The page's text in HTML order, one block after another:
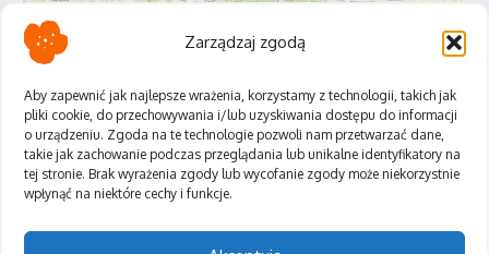
Zarządzaj zgodą
Aby zapewnić jak najlepsze wrażenia, korzystamy z technologii, takich jak
pliki cookie, do przechowywania i/lub uzyskiwania dostępu do informacji
o urządzeniu. Zgoda na te technologie pozwoli nam przetwarzać dane,
takie jak zachowanie podczas przeglądania lub unikalne identyfikatory na
tej stronie. Brak wyrażenia zgody lub wycofanie zgody może niekorzystnie
wpłynąć na niektóre cechy i funkcje.
Polityka Prywatności
Regulamin